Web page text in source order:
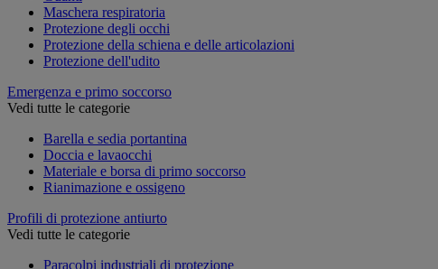
Maschera respiratoria
Protezione degli occhi
Protezione della schiena e delle articolazioni
Protezione dell'udito
Emergenza e primo soccorso
Vedi tutte le categorie
Barella e sedia portantina
Doccia e lavaocchi
Materiale e borsa di primo soccorso
Rianimazione e ossigeno
Profili di protezione antiurto
Vedi tutte le categorie
Paracolpi industriali di protezione